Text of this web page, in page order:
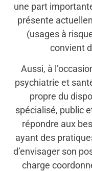
une part
présente
(usages à
convient
Aussi, à
psychiatrie et
propre du
spécialisé, public
répondre aux
ayant des
d’envisager son
charge